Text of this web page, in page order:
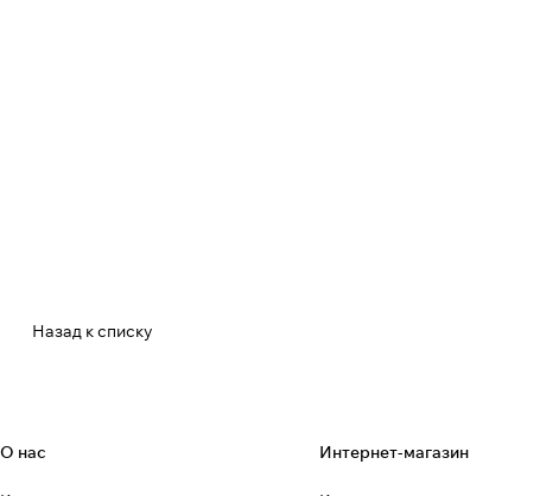
Назад к списку
О нас Интернет-магазин